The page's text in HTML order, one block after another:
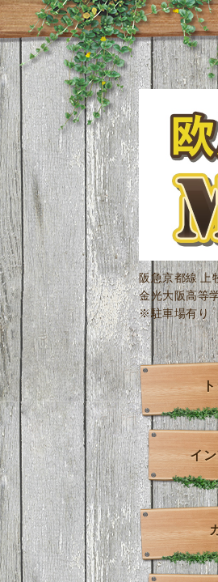
阪急京都線 上
金光大阪高等
※駐車場有り
イ